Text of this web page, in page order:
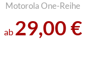
Motorola One-Reihe
ab29,00€